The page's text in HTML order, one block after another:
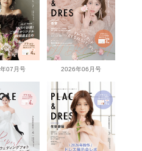
07月号 2026年06月号